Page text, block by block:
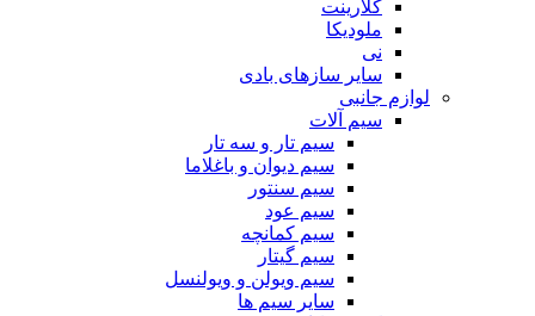
کلارینت
ملودیکا
نی
سایر سازهای بادی
لوازم جانبی
سیم آلات
سیم تار و سه تار
سیم دیوان و باغلاما
سیم سنتور
سیم عود
سیم کمانچه
سیم گیتار
سیم ویولن و ویولنسل
سایر سیم ها